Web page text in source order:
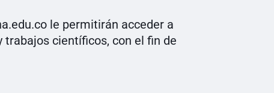
le permitirán acceder a
científicos, con el fin de